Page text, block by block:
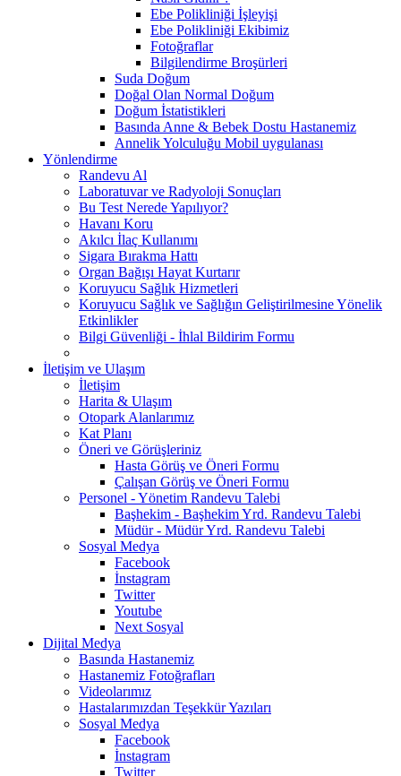
Ebe Polikliniği İşleyişi
Ebe Polikliniği Ekibimiz
Fotoğraflar
Bilgilendirme Broşürleri
Suda Doğum
Doğal Olan Normal Doğum
Doğum İstatistikleri
Basında Anne & Bebek Dostu Hastanemiz
Annelik Yolculuğu Mobil uygulanası
Yönlendirme
Randevu Al
Laboratuvar ve Radyoloji Sonuçları
Bu Test Nerede Yapılıyor?
Havanı Koru
Akılcı İlaç Kullanımı
Sigara Bırakma Hattı
Organ Bağışı Hayat Kurtarır
Koruyucu Sağlık Hizmetleri
Koruyucu Sağlık ve Sağlığın Geliştirilmesine Yönelik
Etkinlikler
Bilgi Güvenliği - İhlal Bildirim Formu
İletişim ve Ulaşım
İletişim
Harita & Ulaşım
Otopark Alanlarımız
Kat Planı
Öneri ve Görüşleriniz
Hasta Görüş ve Öneri Formu
Çalışan Görüş ve Öneri Formu
Personel - Yönetim Randevu Talebi
Başhekim - Başhekim Yrd. Randevu Talebi
Müdür - Müdür Yrd. Randevu Talebi
Sosyal Medya
Facebook
İnstagram
Twitter
Youtube
Next Sosyal
Dijital Medya
Basında Hastanemiz
Hastanemiz Fotoğrafları
Videolarımız
Hastalarımızdan Teşekkür Yazıları
Sosyal Medya
Facebook
İnstagram
Twitter